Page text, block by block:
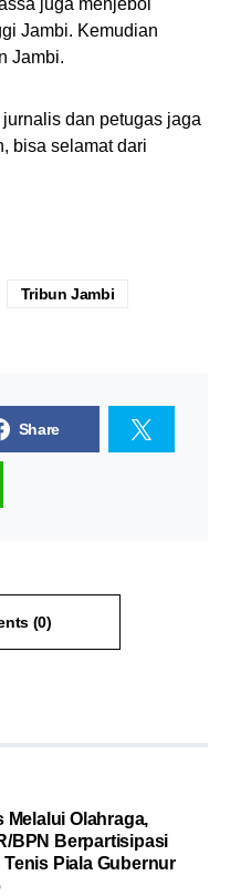
juga menjebol
Jambi. Kemudian
Jambi.
dan petugas jaga
bisa selamat dari
Tribun Jambi
Share
(0)
Melalui Olahraga,
BPN Berpartisipasi
Piala Gubernur